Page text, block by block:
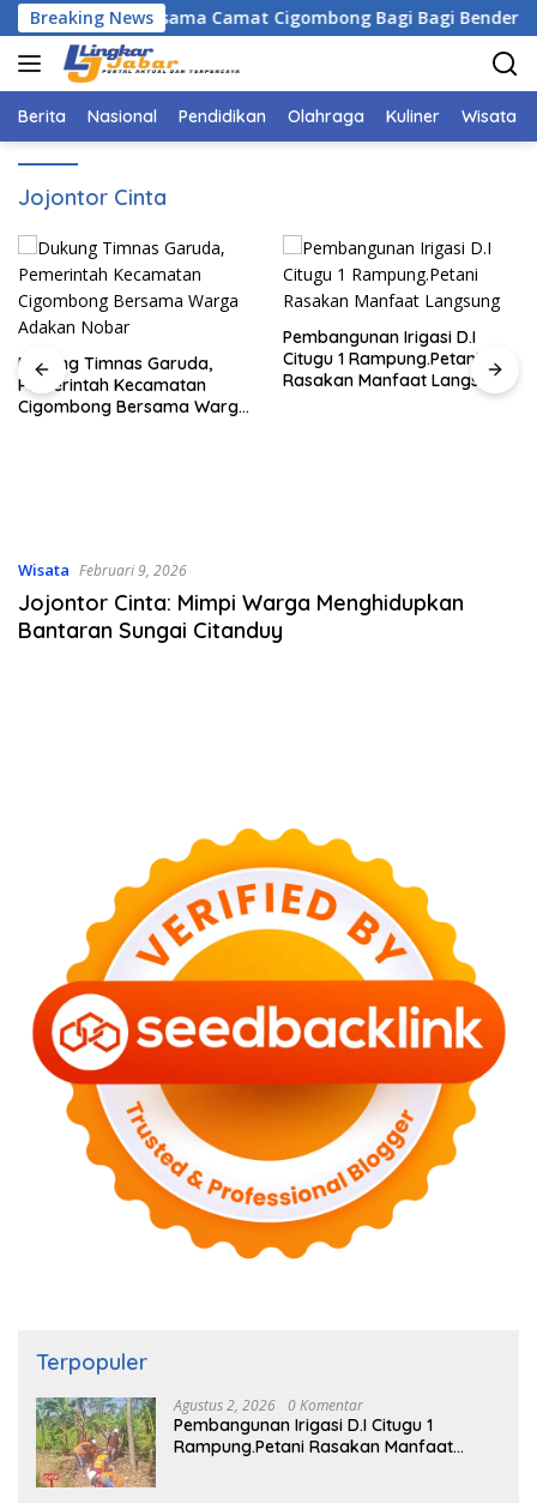
Langsung
ke
konten
Breaking News
Bogor Bersama Camat Cigombong Bagi Bagi Bendera
Berita Nasional Pendidikan Olahraga Kuliner Wisata
Jojontor Cinta
Dukung Timnas Garuda,
Pemerintah Kecamatan
Cigombong Bersama Warga
Pembangunan Irigasi D.I
Citugu 1 Rampung.Petani
Rasakan Manfaat Langsung
Wisata Februari 9, 2026
Jojontor Cinta: Mimpi Warga Menghidupkan
Bantaran Sungai Citanduy
Terpopuler
Agustus 2, 2026 0 Komentar
Pembangunan Irigasi D.I Citugu 1
Rampung.Petani Rasakan Manfaat